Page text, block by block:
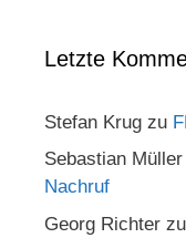
Letzte
Stefan Krug zu
Sebastian Müller
Nachruf
Georg Richter zu